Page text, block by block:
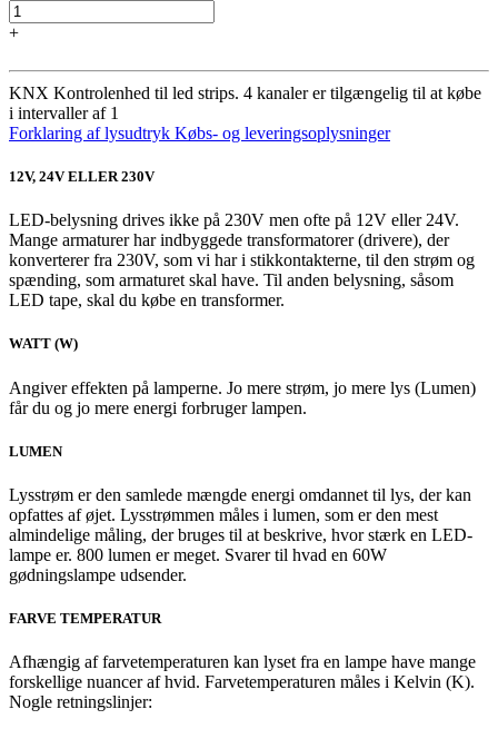
+
KNX Kontrolenhed til led strips. 4 kanaler er tilgængelig til at købe
i intervaller af 1
Forklaring af lysudtryk Købs- og leveringsoplysninger
12V, 24V ELLER 230V
LED-belysning drives ikke på 230V men ofte på 12V eller 24V.
Mange armaturer har indbyggede transformatorer (drivere), der
konverterer fra 230V, som vi har i stikkontakterne, til den strøm og
spænding, som armaturet skal have. Til anden belysning, såsom
LED tape, skal du købe en transformer.
WATT (W)
Angiver effekten på lamperne. Jo mere strøm, jo mere lys (Lumen)
får du og jo mere energi forbruger lampen.
LUMEN
Lysstrøm er den samlede mængde energi omdannet til lys, der kan
opfattes af øjet. Lysstrømmen måles i lumen, som er den mest
almindelige måling, der bruges til at beskrive, hvor stærk en LED-
lampe er. 800 lumen er meget. Svarer til hvad en 60W
gødningslampe udsender.
FARVE TEMPERATUR
Afhængig af farvetemperaturen kan lyset fra en lampe have mange
forskellige nuancer af hvid. Farvetemperaturen måles i Kelvin (K).
Nogle retningslinjer: